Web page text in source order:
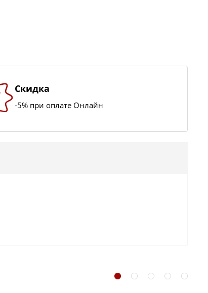
Скидка
-5% при оплате Онлайн